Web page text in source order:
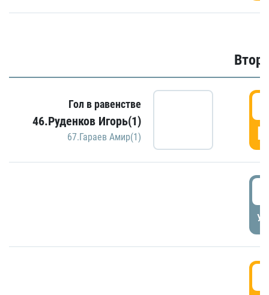
Гол в равенстве
46.Руденков Игорь(1)
67.Гараев Амир(1)